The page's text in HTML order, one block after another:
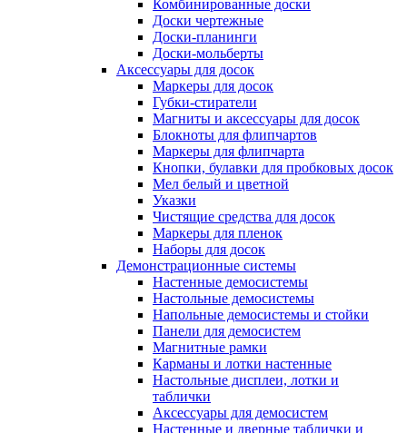
Комбинированные доски
Доски чертежные
Доски-планинги
Доски-мольберты
Аксессуары для досок
Маркеры для досок
Губки-стиратели
Магниты и аксессуары для досок
Блокноты для флипчартов
Маркеры для флипчарта
Кнопки, булавки для пробковых досок
Мел белый и цветной
Указки
Чистящие средства для досок
Маркеры для пленок
Наборы для досок
Демонстрационные системы
Настенные демосистемы
Настольные демосистемы
Напольные демосистемы и стойки
Панели для демосистем
Магнитные рамки
Карманы и лотки настенные
Настольные дисплеи, лотки и
таблички
Аксессуары для демосистем
Настенные и дверные таблички и